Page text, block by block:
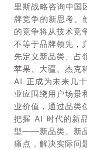
里斯战略咨询中国
牌竞争的新思考。
的竞争将从技术竞
不等于品牌领先，
先定义新品类、占
苹果、大疆、杰克
AI 正成为未来几
业应围绕用户场景
业价值，通过品类
把握 AI 时代的新
型——新品类、新
痛点，解决实际问